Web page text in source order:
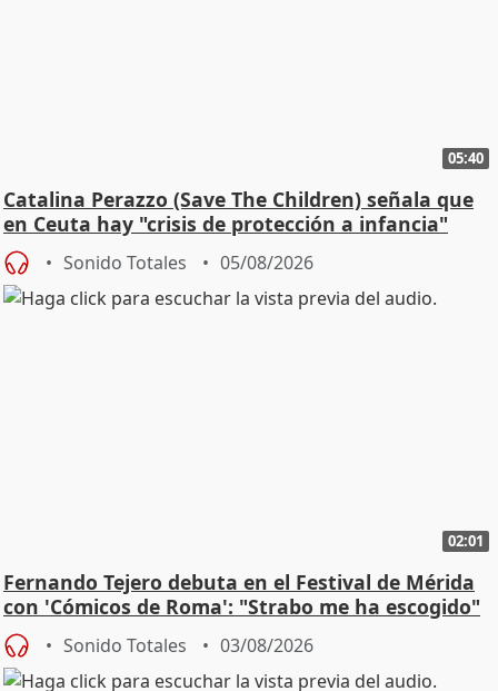
05:40
Catalina Perazzo (Save The Children) señala que
en Ceuta hay "crisis de protección a infancia"
Sonido Totales 05/08/2026
02:01
Fernando Tejero debuta en el Festival de Mérida
con 'Cómicos de Roma': "Strabo me ha escogido"
Sonido Totales 03/08/2026